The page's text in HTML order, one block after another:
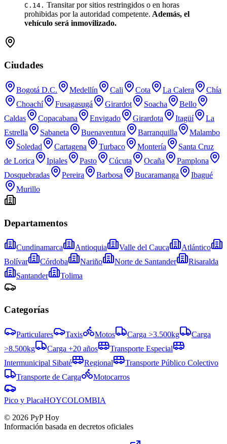
C.14. Transitar por sitios restringidos o en horas
prohibidas por la autoridad competente. Además, el
vehículo será inmovilizado.
Ciudades
Bogotá D.C. Medellín Cali Cota La Calera
Chía
Choachí
Fusagasugá Girardot Soacha
Bello
Caldas
Copacabana Envigado Girardota Itagüí
La
Estrella
Sabaneta Buenaventura Barranquilla
Malambo
Soledad
Cartagena Turbaco Montería
Santa Cruz
de Lorica
Ipiales Pasto Cúcuta Ocaña
Pamplona
Dosquebradas
Pereira Barbosa Bucaramanga
Ibagué
Murillo
Departamentos
Cundinamarca Antioquia Valle del Cauca
Atlántico
Bolívar
Córdoba Nariño Norte de Santander
Risaralda
Santander
Tolima
Categorías
Particulares Taxis Motos Carga >3.500kg
Carga
>8.500kg
Carga +20 años
Transporte Especial
Intermunicipal Sibaté
Regional
Transporte Público Colectivo
Transporte de Carga
Motocarros
Pico y PlacaHOYCOLOMBIA
© 2026 PyP Hoy
Información basada en decretos oficiales